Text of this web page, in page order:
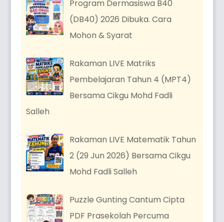
Program Dermasiswa B40
(DB40) 2026 Dibuka. Cara
Mohon & Syarat
Rakaman LIVE Matriks
Pembelajaran Tahun 4 (MPT4)
Bersama Cikgu Mohd Fadli
Salleh
Rakaman LIVE Matematik Tahun
2 (29 Jun 2026) Bersama Cikgu
Mohd Fadli Salleh
Puzzle Gunting Cantum Cipta
PDF Prasekolah Percuma